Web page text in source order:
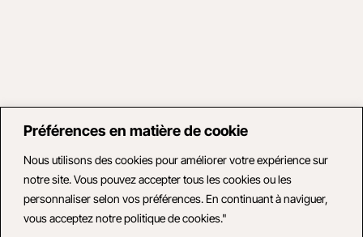
Préférences en matière de cookie
Nous utilisons des cookies pour améliorer votre expérience sur
notre site. Vous pouvez accepter tous les cookies ou les
personnaliser selon vos préférences. En continuant à naviguer,
vous acceptez notre politique de cookies."